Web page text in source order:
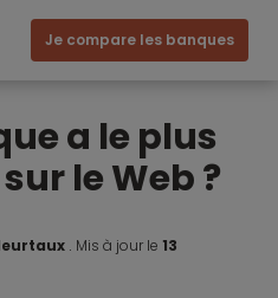
Je compare les banques
a le plus
le Web ?
. Mis à jour le 13